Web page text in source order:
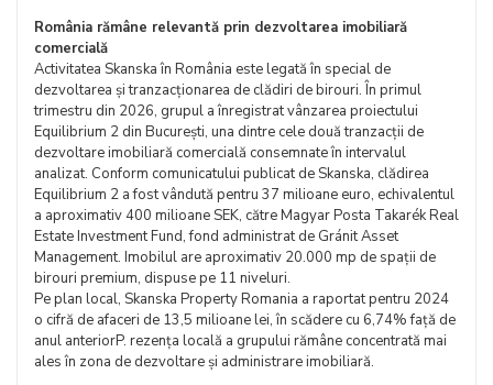
România rămâne relevantă prin dezvoltarea imobiliară
comercială
Activitatea Skanska în România este legată în special de
dezvoltarea și tranzacționarea de clădiri de birouri. În primul
trimestru din 2026, grupul a înregistrat vânzarea proiectului
Equilibrium 2 din București, una dintre cele două tranzacții de
dezvoltare imobiliară comercială consemnate în intervalul
analizat. Conform comunicatului publicat de Skanska, clădirea
Equilibrium 2 a fost vândută pentru 37 milioane euro, echivalentul
a aproximativ 400 milioane SEK, către Magyar Posta Takarék Real
Estate Investment Fund, fond administrat de Gránit Asset
Management. Imobilul are aproximativ 20.000 mp de spații de
birouri premium, dispuse pe 11 niveluri.
Pe plan local, Skanska Property Romania a raportat pentru 2024
o cifră de afaceri de 13,5 milioane lei, în scădere cu 6,74% față de
anul anteriorP. rezența locală a grupului rămâne concentrată mai
ales în zona de dezvoltare și administrare imobiliară.